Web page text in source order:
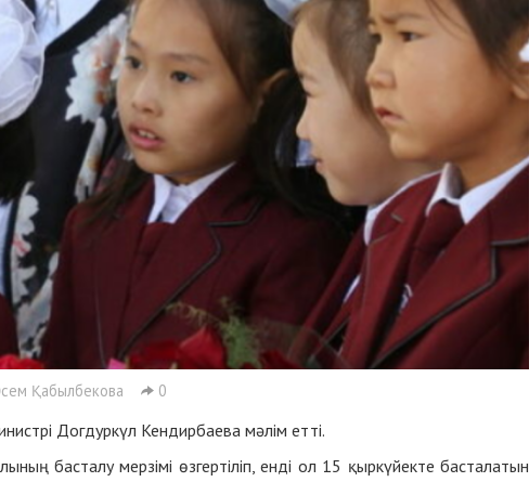
Қабылбекова 0
Догдуркүл Кендирбаева мәлім етті.
басталу мерзімі өзгертіліп, енді ол 15 қыркүйекте басталатын